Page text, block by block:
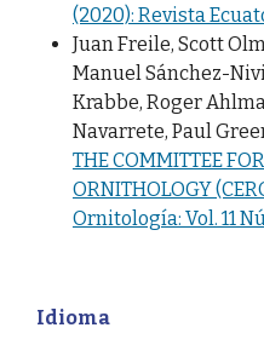
(2020): Revista
Juan Freile, Scott
Manuel Sánchez-
Krabbe, Roger
Navarrete, Paul
THE COMMITTEE
ORNITHOLOGY
Ornitología: Vol. 11
Idioma